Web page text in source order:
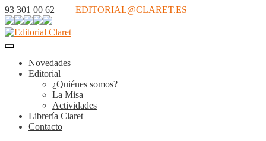
93 301 00 62 | EDITORIAL@CLARET.ES
Novedades
Editorial
¿Quiénes somos?
La Misa
Actividades
Librería Claret
Contacto